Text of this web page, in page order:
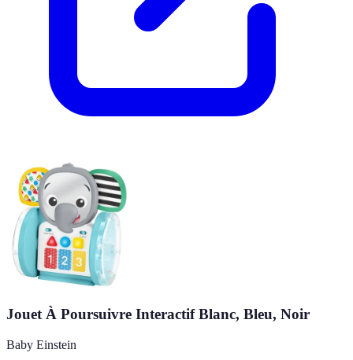
Jouet À Poursuivre Interactif Blanc, Bleu, Noir
Baby Einstein